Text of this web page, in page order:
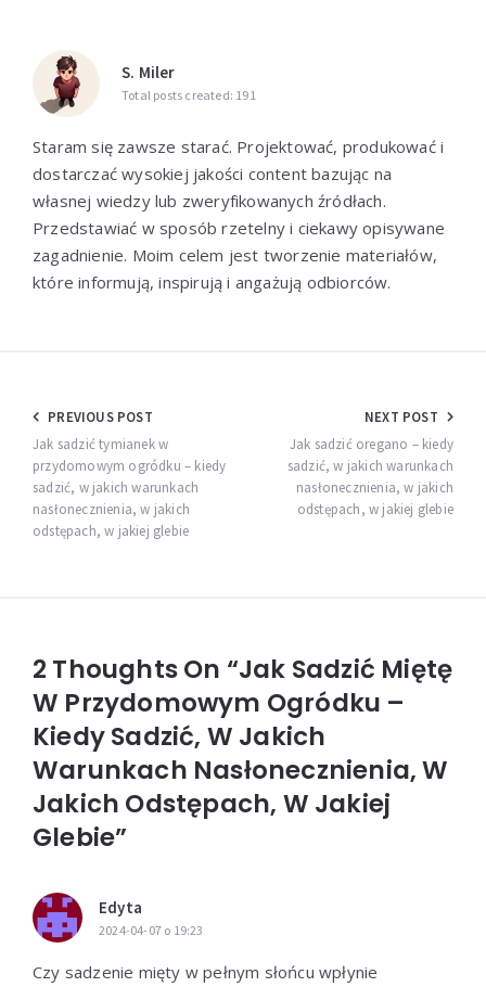
S. Miler
Total posts created: 191
Staram się zawsze starać. Projektować, produkować i
dostarczać wysokiej jakości content bazując na
własnej wiedzy lub zweryfikowanych źródłach.
Przedstawiać w sposób rzetelny i ciekawy opisywane
zagadnienie. Moim celem jest tworzenie materiałów,
które informują, inspirują i angażują odbiorców.
Nawigacja
wpisu
PREVIOUS POST
Jak sadzić tymianek w
przydomowym ogródku – kiedy
sadzić, w jakich warunkach
nasłonecznienia, w jakich
odstępach, w jakiej glebie
NEXT POST
Jak sadzić oregano – kiedy
sadzić, w jakich warunkach
nasłonecznienia, w jakich
odstępach, w jakiej glebie
2 Thoughts On “Jak Sadzić Miętę
W Przydomowym Ogródku –
Kiedy Sadzić, W Jakich
Warunkach Nasłonecznienia, W
Jakich Odstępach, W Jakiej
Glebie”
Edyta
2024-04-07 o 19:23
Czy sadzenie mięty w pełnym słońcu wpłynie